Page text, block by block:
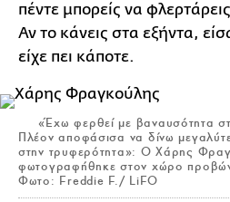
πέντε μπορείς να
Αν το κάνεις στα εξήντα,
είχε πει κάποτε.
«Έχω φερθεί με βαναυσότητα
Πλέον αποφάσισα να δίνω
στην τρυφερότητα»: Ο Χάρης
φωτογραφήθηκε στον χώρο
Φωτο: Freddie F./ LiFO